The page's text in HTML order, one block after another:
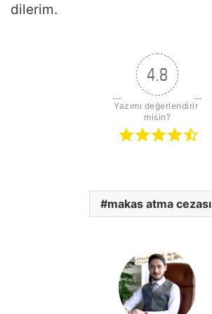
dilerim.
4.8
Yazımı değerlendirir
misin?
makas atma cezası